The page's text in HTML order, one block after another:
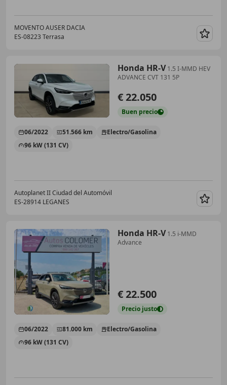
MOVENTO AUSER DACIA
ES-08223 Terrasa
Honda HR-V 1.5 I-MMD HEV
ADVANCE CVT 131 5P
€ 22.050
Buen precio
06/2022 51.566 km
Electro/Gasolina
96 kW (131 CV)
Autoplanet II Ciudad del Automóvil
ES-28914 LEGANES
Honda HR-V 1.5 i-MMD
Advance
€ 22.500
Precio justo
06/2022 81.000 km
Electro/Gasolina
96 kW (131 CV)